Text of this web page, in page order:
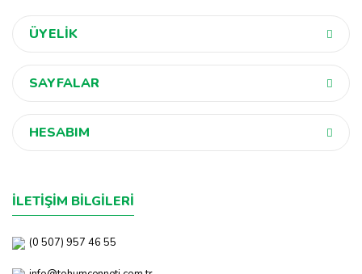
ÜYELİK
SAYFALAR
HESABIM
İLETİŞİM BİLGİLERİ
(0 507) 957 46 55